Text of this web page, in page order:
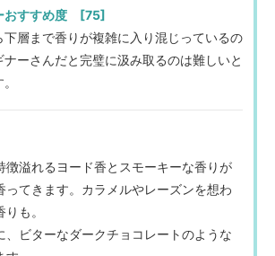
おすすめ度 [75]
下層まで香りが複雑に入り混じっているの
ナーさんだと完璧に汲み取るのは難しいと
徴溢れるヨード香とスモーキーな香りが
ってきます。カラメルやレーズンを想わ
も。
、ビターなダークチョコレートのような